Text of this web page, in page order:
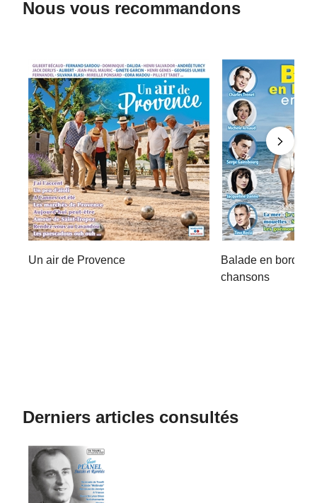
Nous vous recommandons
Un air de Provence
Balade en bord de
chansons
Derniers articles consultés